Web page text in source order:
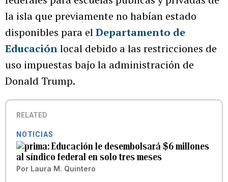
la isla que previamente no habían estado
disponibles para elDepartamento de
Educaciónlocal debido a las restricciones de
uso impuestas bajo la administración de
Donald Trump.
RELATED
NOTICIAS
Educación le desembolsará $6 millones
al síndico federal en solo tres meses
Por Laura M. Quintero